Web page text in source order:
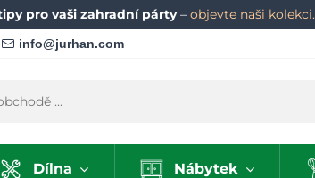
pro vaši zahradní párty– objevte naši kolekci.
info@jurhan.com
Dílna Nábytek